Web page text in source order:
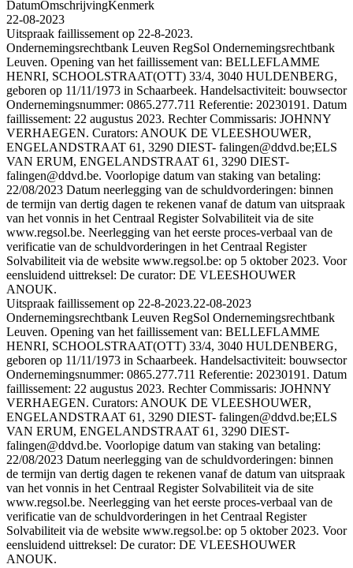
DatumOmschrijvingKenmerk
22-08-2023
Uitspraak faillissement op 22-8-2023.
Ondernemingsrechtbank Leuven RegSol Ondernemingsrechtbank
Leuven. Opening van het faillissement van: BELLEFLAMME
HENRI, SCHOOLSTRAAT(OTT) 33/4, 3040 HULDENBERG,
geboren op 11/11/1973 in Schaarbeek. Handelsactiviteit: bouwsector
Ondernemingsnummer: 0865.277.711 Referentie: 20230191. Datum
faillissement: 22 augustus 2023. Rechter Commissaris: JOHNNY
VERHAEGEN. Curators: ANOUK DE VLEESHOUWER,
ENGELANDSTRAAT 61, 3290 DIEST- falingen@ddvd.be;ELS
VAN ERUM, ENGELANDSTRAAT 61, 3290 DIEST-
falingen@ddvd.be. Voorlopige datum van staking van betaling:
22/08/2023 Datum neerlegging van de schuldvorderingen: binnen
de termijn van dertig dagen te rekenen vanaf de datum van uitspraak
van het vonnis in het Centraal Register Solvabiliteit via de site
www.regsol.be. Neerlegging van het eerste proces-verbaal van de
verificatie van de schuldvorderingen in het Centraal Register
Solvabiliteit via de website www.regsol.be: op 5 oktober 2023. Voor
eensluidend uittreksel: De curator: DE VLEESHOUWER
ANOUK.
Uitspraak faillissement op 22-8-2023.22-08-2023
Ondernemingsrechtbank Leuven RegSol Ondernemingsrechtbank
Leuven. Opening van het faillissement van: BELLEFLAMME
HENRI, SCHOOLSTRAAT(OTT) 33/4, 3040 HULDENBERG,
geboren op 11/11/1973 in Schaarbeek. Handelsactiviteit: bouwsector
Ondernemingsnummer: 0865.277.711 Referentie: 20230191. Datum
faillissement: 22 augustus 2023. Rechter Commissaris: JOHNNY
VERHAEGEN. Curators: ANOUK DE VLEESHOUWER,
ENGELANDSTRAAT 61, 3290 DIEST- falingen@ddvd.be;ELS
VAN ERUM, ENGELANDSTRAAT 61, 3290 DIEST-
falingen@ddvd.be. Voorlopige datum van staking van betaling:
22/08/2023 Datum neerlegging van de schuldvorderingen: binnen
de termijn van dertig dagen te rekenen vanaf de datum van uitspraak
van het vonnis in het Centraal Register Solvabiliteit via de site
www.regsol.be. Neerlegging van het eerste proces-verbaal van de
verificatie van de schuldvorderingen in het Centraal Register
Solvabiliteit via de website www.regsol.be: op 5 oktober 2023. Voor
eensluidend uittreksel: De curator: DE VLEESHOUWER
ANOUK.